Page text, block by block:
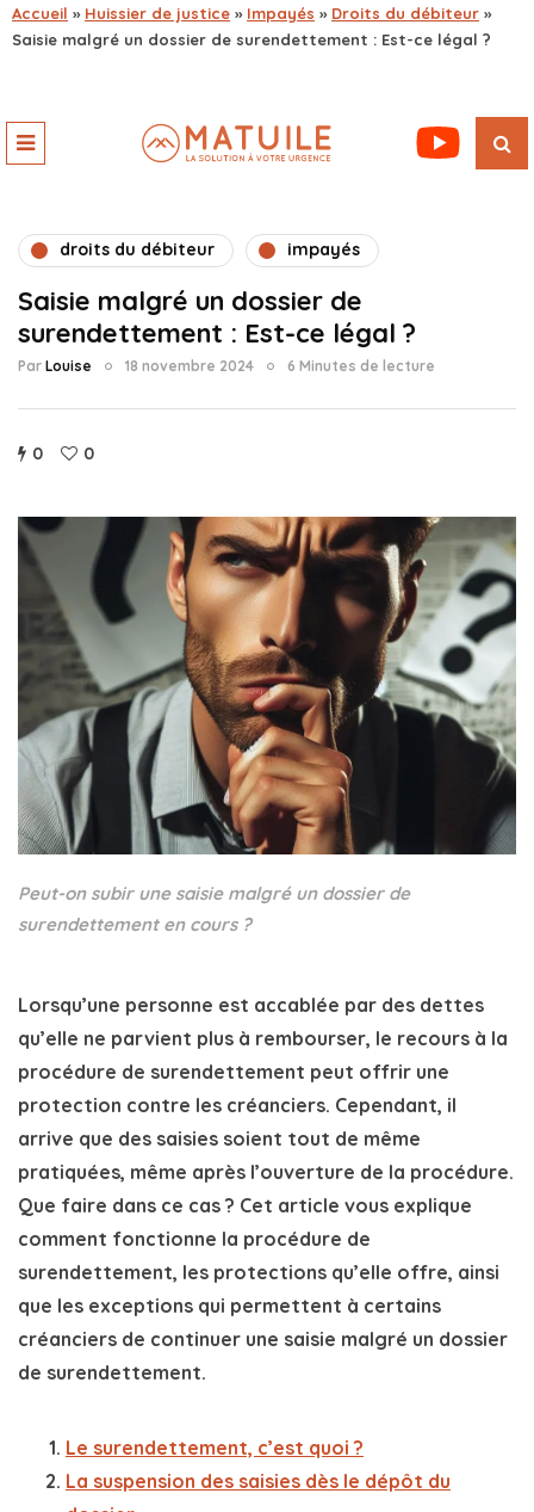
Accueil » Huissier de justice » Impayés » Droits du débiteur »
Saisie malgré un dossier de surendettement : Est-ce légal ?
droits du débiteur impayés
Saisie malgré un dossier de
surendettement : Est-ce légal ?
Par Louise 18 novembre 2024 6 Minutes de lecture
0 0
Peut-on subir une saisie malgré un dossier de
surendettement en cours ?
Lorsqu’une personne est accablée par des dettes
qu’elle ne parvient plus à rembourser, le recours à la
procédure de surendettement peut offrir une
protection contre les créanciers. Cependant, il
arrive que des saisies soient tout de même
pratiquées, même après l’ouverture de la procédure.
Que faire dans ce cas ? Cet article vous explique
comment fonctionne la procédure de
surendettement, les protections qu’elle offre, ainsi
que les exceptions qui permettent à certains
créanciers de continuer une saisie malgré un dossier
de surendettement.
Le surendettement, c’est quoi ?
La suspension des saisies dès le dépôt du